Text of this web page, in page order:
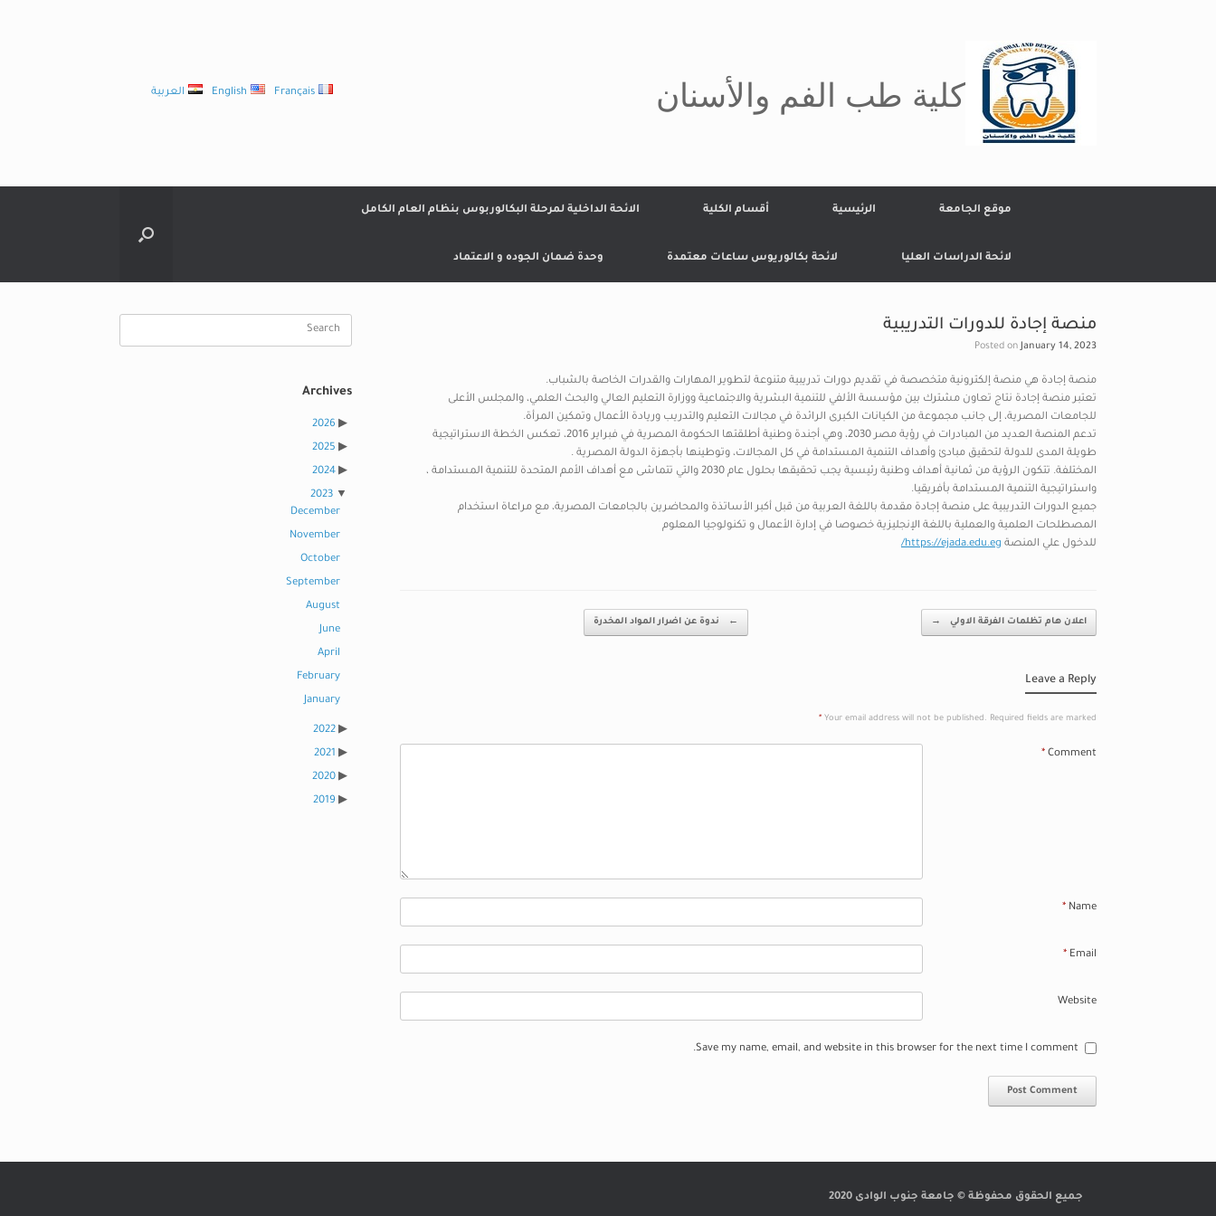
كلية طب الفم والأسنان العربية English Français
موقع الجامعة الرئيسية أقسام الكلية الائحة الداخلية لمرحلة البكالوربوس بنظام العام الكامل
لائحة الدراسات العليا لائحة بكالوريوس ساعات معتمدة وحدة ضمان الجوده و الاعتماد
منصة إجادة للدورات التدريبية
Posted on January 14, 2023
منصة إجادة هي منصة إلكترونية متخصصة في تقديم دورات تدريبية متنوعة لتطوير المهارات والقدرات الخاصة بالشباب.
تعتبر منصة إجادة نتاج تعاون مشترك بين مؤسسة الألفي للتنمية البشرية والاجتماعية ووزارة التعليم العالي والبحث العلمي، والمجلس الأعلى
للجامعات المصرية، إلى جانب مجموعة من الكيانات الكبرى الرائدة في مجالات التعليم والتدريب وريادة الأعمال وتمكين المرأة.
تدعم المنصة العديد من المبادرات في رؤية مصر 2030، وهي أجندة وطنية أطلقتها الحكومة المصرية في فبراير 2016، تعكس الخطة الاستراتيجية
طويلة المدى للدولة لتحقيق مبادئ وأهداف التنمية المستدامة في كل المجالات، وتوطينها بأجهزة الدولة المصرية .
المختلفة. تتكون الرؤية من ثمانية أهداف وطنية رئيسية يجب تحقيقها بحلول عام 2030 والتي تتماشى مع أهداف الأمم المتحدة للتنمية المستدامة ،
واستراتيجية التنمية المستدامة بأفريقيا.
جميع الدورات التدريبية على منصة إجادة مقدمة باللغة العربية من قبل أكبر الأساتذة والمحاضرين بالجامعات المصرية، مع مراعاة استخدام
المصطلحات العلمية والعملية باللغة الإنجليزية خصوصا في إدارة الأعمال و تكنولوجيا المعلوم
للدخول علي المنصة https://ejada.edu.eg/
Post navigation
← ندوة عن اضرار المواد المخدرة اعلان هام تظلمات الفرقة الاولي →
Leave a Reply
Your email address will not be published. Required fields are marked
*
Comment
*
Name
*
Email
*
Website
Save my name, email, and website in this browser for the next time I comment.
Search
Archives
2026
2025
2024
2023
December
November
October
September
August
June
April
February
January
2022
2021
2020
2019
جميع الحقوق محفوظة © جامعة جنوب الوادى 2020